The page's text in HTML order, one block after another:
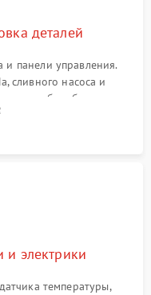
деталей
и панели управления.
сливного насоса и
барабана и
люка на разрывы.
и электрики
температуры,